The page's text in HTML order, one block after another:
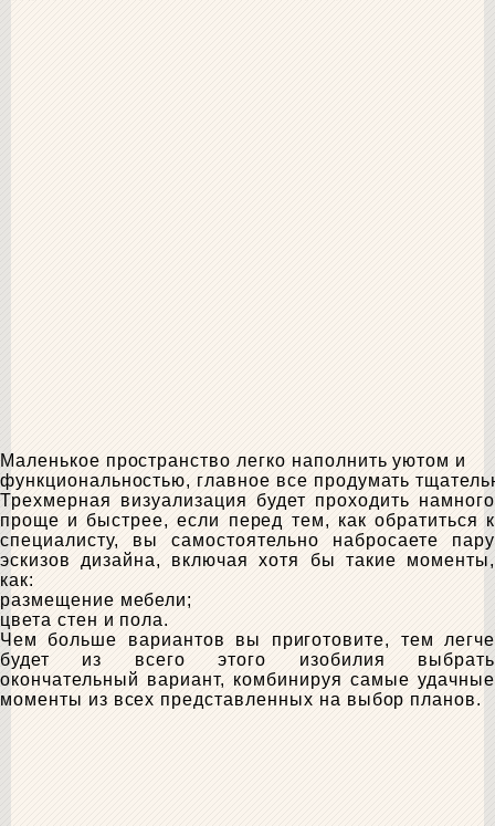
Маленькое пространство легко наполнить уютом и
функциональностью, главное все продумать
Трехмерная визуализация будет проходить намного
проще и быстрее, если перед тем, как обратиться к
специалисту, вы самостоятельно набросаете пару
эскизов дизайна, включая хотя бы такие моменты,
как:
размещение мебели;
цвета стен и пола.
Чем больше вариантов вы приготовите, тем легче
будет из всего этого изобилия выбрать
окончательный вариант, комбинируя самые удачные
моменты из всех представленных на выбор планов.